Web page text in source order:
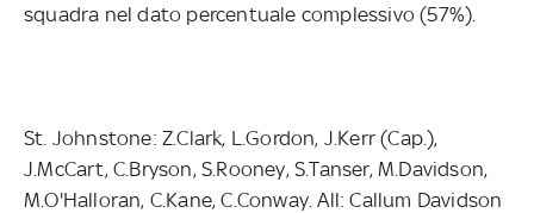
squadra nel dato percentuale complessivo (57%).
St. Johnstone: Z.Clark, L.Gordon, J.Kerr (Cap.),
J.McCart, C.Bryson, S.Rooney, S.Tanser, M.Davidson,
M.O'Halloran, C.Kane, C.Conway. All: Callum Davidson